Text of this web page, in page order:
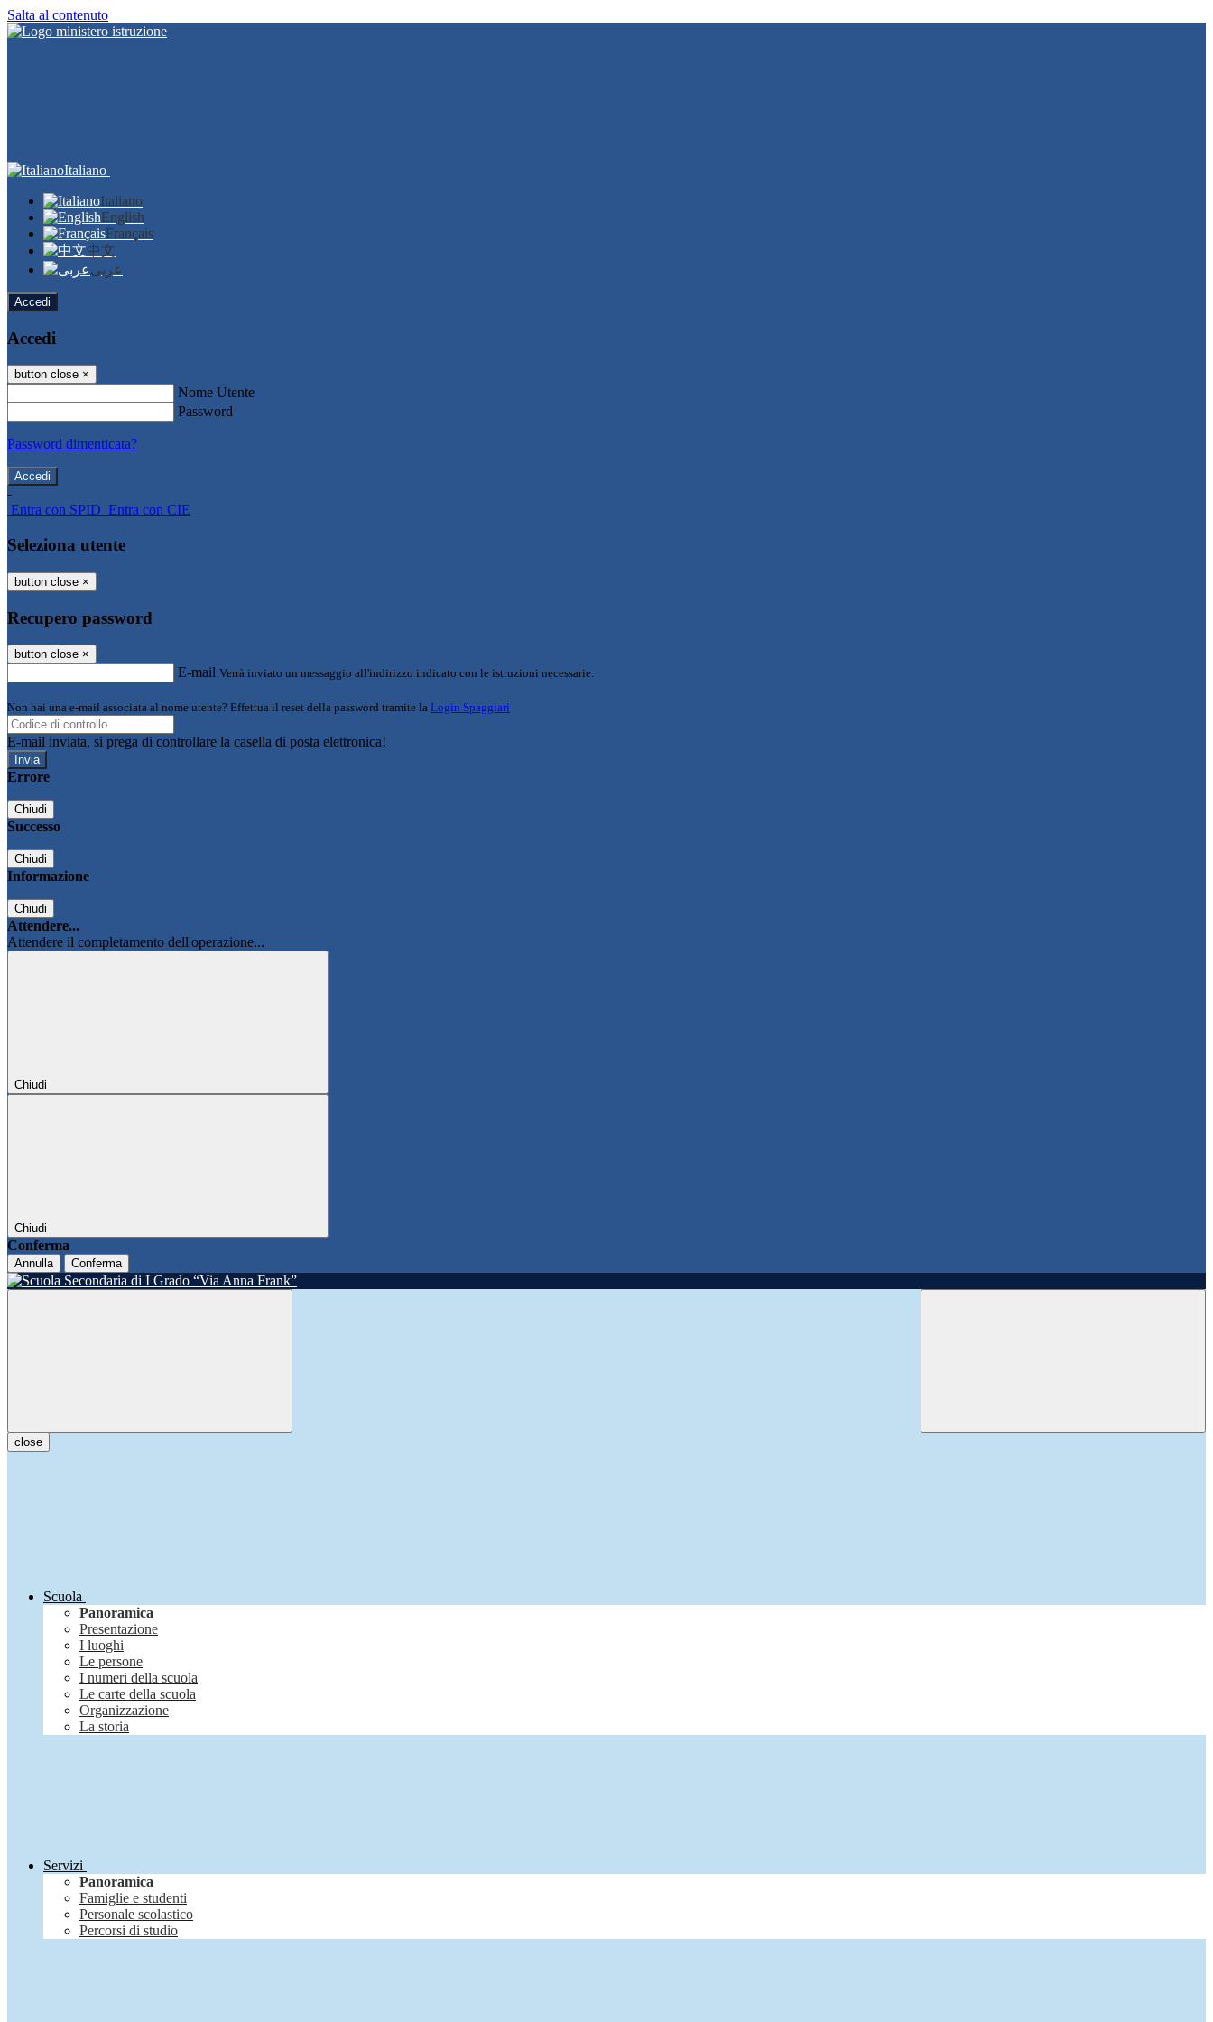
Salta al contenuto
Italiano
Italiano
English
Français
中文
عربى
Accedi
Accedi
button close ×
Nome Utente
Password
Password dimenticata?
-
Entra con SPID Entra con CIE
Seleziona utente
button close ×
Recupero password
button close ×
E-mail Verrà inviato un messaggio all'indirizzo indicato con le istruzioni necessarie.
Non hai una e-mail associata al nome utente? Effettua il reset della password tramite la Login Spaggiari
E-mail inviata, si prega di controllare la casella di posta elettronica!
Errore
Chiudi
Successo
Chiudi
Informazione
Chiudi
Attendere...
Attendere il completamento dell'operazione...
Chiudi
Chiudi
Conferma
Annulla Conferma
close
Scuola
Panoramica
Presentazione
I luoghi
Le persone
I numeri della scuola
Le carte della scuola
Organizzazione
La storia
Servizi
Panoramica
Famiglie e studenti
Personale scolastico
Percorsi di studio